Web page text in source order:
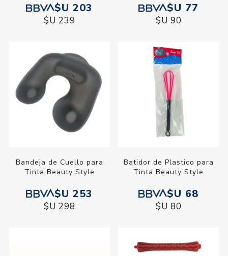
$U 203
$U 239
$U 77
$U 90
Bandeja de Cuello para
Tinta Beauty Style
$U 253
$U 298
Batidor de Plastico para
Tinta Beauty Style
$U 68
$U 80